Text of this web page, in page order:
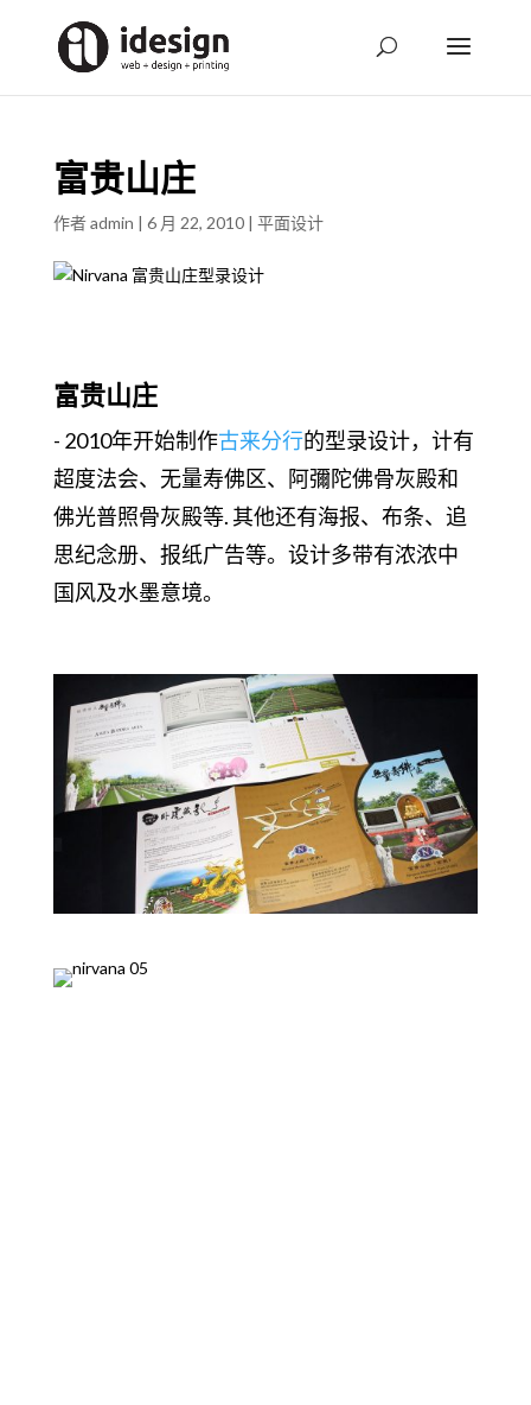
富贵山庄
作者admin | 6 月 22, 2010| 平面设计
富贵山庄
- 2010年开始制作古来分行的型录设计，计有
超度法会、无量寿佛区、阿彌陀佛骨灰殿和
佛光普照骨灰殿等. 其他还有海报、布条、追
思纪念册、报纸广告等。设计多带有浓浓中
国风及水墨意境。